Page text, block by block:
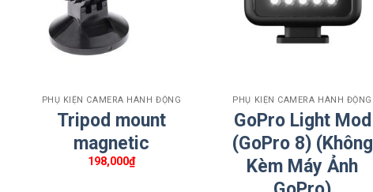
PHỤ KIỆN CAMERA HÀNH ĐỘNG
Tripod mount
magnetic
198,000₫
PHỤ KIỆN CAMERA HÀNH ĐỘNG
GoPro Light Mod
(GoPro 8) (Không
Kèm Máy Ảnh